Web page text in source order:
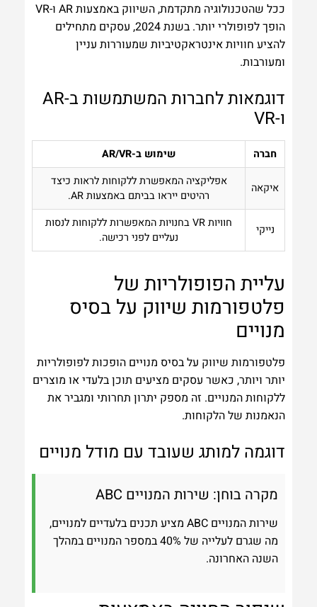
ככל שהטכנולוגיה מתקדמת, השיווק באמצעות AR ו-VR
הופך לפופולרי יותר. בשנת 2024, עסקים מתחילים
להציע חוויות אינטראקטיביות שמעוררות עניין
ומעורבות.
דוגמאות לחברות המשתמשות ב-AR
ו-VR
חברה שימוש ב-AR/VR
איקאה
אפליקציה המאפשרת ללקוחות לראות כיצד
רהיטים ייראו בביתם באמצעות AR.
נייקי
חוויות VR בחנויות המאפשרות ללקוחות לנסות
נעליים לפני רכישה.
עליית הפופולריות של
פלטפורמות שיווק על בסיס
מנויים
פלטפורמות שיווק על בסיס מנויים הופכות לפופולריות
יותר ויותר, כאשר עסקים מציעים תוכן בלעדי או מוצרים
ללקוחות המנויים. זה מספק יתרון תחרותי ומגביר את
הנאמנות של הלקוחות.
דוגמה למותג שעובד עם מודל מנויים
מקרה בוחן: שירות המנויים ABC
שירות המנויים ABC מציע תכנים בלעדיים למנויים,
מה שגרם לעלייה של 40% במספר המנויים במהלך
השנה האחרונה.